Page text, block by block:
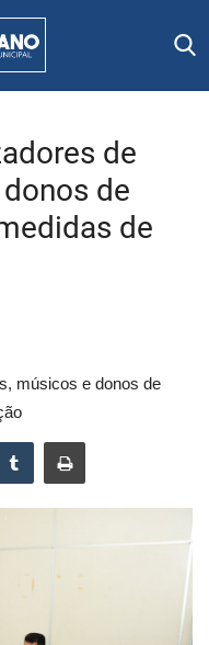
de
de
de
músicos e donos de